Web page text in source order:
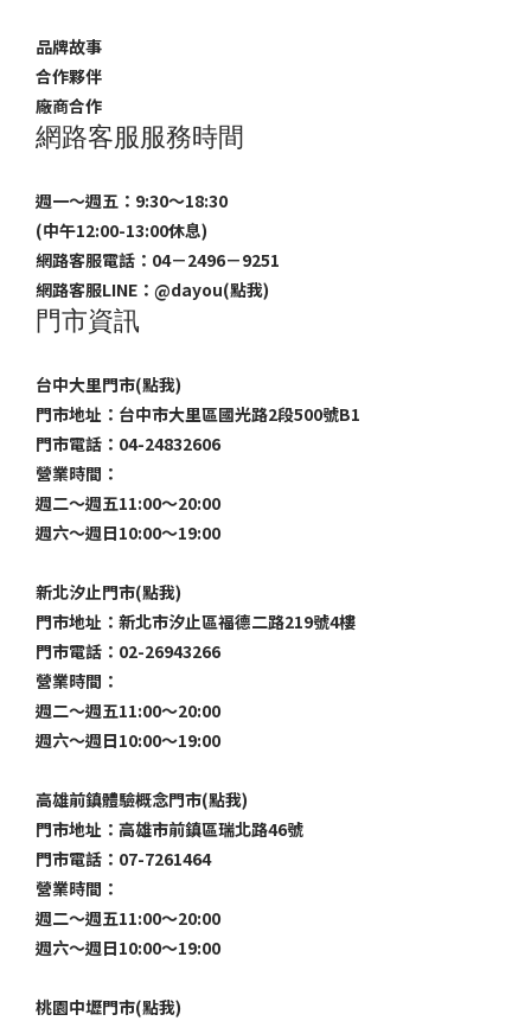
品牌故事
合作夥伴
廠商合作
網路客服服務時間
週一～週五：9:30～18:30
(中午12:00-13:00休息)
網路客服電話：04－2496－9251
網路客服LINE： @dayou(點我)
門市資訊
台中大里門市(點我)
門市地址：台中市大里區國光路2段500號B1
門市電話：04-24832606
營業時間：
週二～週五11:00～20:00
週六～週日10:00～19:00
新北汐止門市(點我)
門市地址：新北市汐止區福德二路219號4樓
門市電話：02-26943266
營業時間：
週二～週五11:00～20:00
週六～週日10:00～19:00
高雄前鎮體驗概念門市(點我)
門市地址：高雄市前鎮區瑞北路46號
門市電話：07-7261464
營業時間：
週二～週五11:00～20:00
週六～週日10:00～19:00
桃園中壢門市(點我)